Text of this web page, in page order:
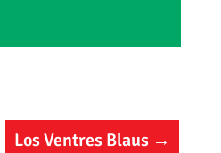
Los Ventres Blaus →